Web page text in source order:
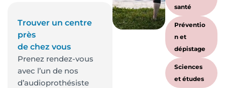
Trouver un centre
près
de chez vous
Prenez rendez-vous
avec l’un de nos
d’audioprothésiste
santé
Préventio
n et
dépistage
Sciences
et études